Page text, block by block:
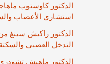
الدكتور كاوستوب
استشاري الأعصاب
الدكتور راكيش سينغ
التدخل العصبي
الدكتور ماهيش